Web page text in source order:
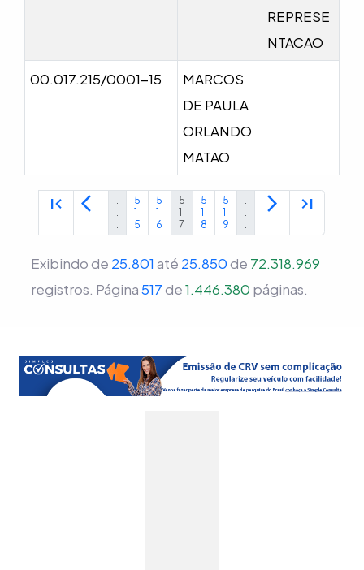
REPRESE
NTACAO
00.017.215/0001-15
MARCOS
DE PAULA
ORLANDO
MATAO
first_page arrow_back_ios
.
.
.
5
1
5
5
1
6
5
1
7
5
1
8
5
1
9
.
.
.
arrow_forward_ios last_page
Exibindo de 25.801 até 25.850de 72.318.969
registros. Página517de1.446.380 páginas.